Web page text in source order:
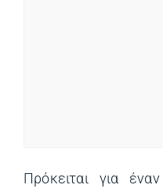
Πρόκειται για